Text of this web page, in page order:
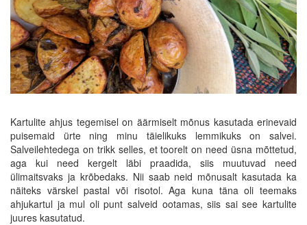
Kartulite ahjus tegemisel on äärmiselt mõnus kasutada erinevaid
puisemaid ürte ning minu täielikuks lemmikuks on salvei.
Salveilehtedega on trikk selles, et toorelt on need üsna mõttetud,
aga kui need kergelt läbi praadida, siis muutuvad need
ülimaitsvaks ja krõbedaks. Nii saab neid mõnusalt kasutada ka
näiteks värskel pastal või risotol. Aga kuna täna oli teemaks
ahjukartul ja mul oli punt salveid ootamas, siis sai see kartulite
juures kasutatud.